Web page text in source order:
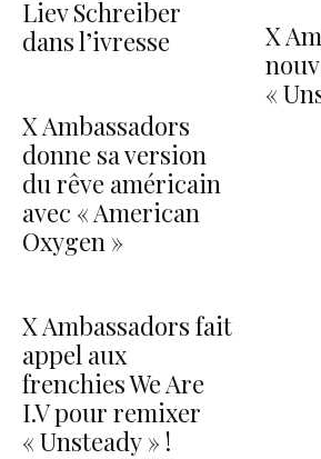
Liev Schreiber
dans l’ivresse
X Ambassadors
donne sa version
du rêve américain
avec « American
Oxygen »
X Ambassadors fait
appel aux
frenchies We Are
I.V pour remixer
« Unsteady » !
X
«